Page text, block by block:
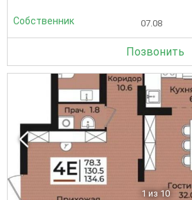
Собственник 07.08
Позвонить
1 из 10